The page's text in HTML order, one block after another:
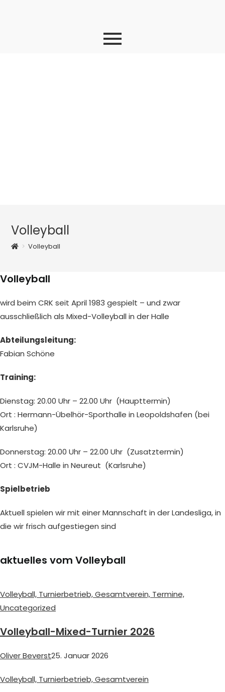
Volleyball
> Volleyball
Volleyball
wird beim CRK seit April 1983 gespielt – und zwar
ausschließlich als Mixed-Volleyball in der Halle
Abteilungsleitung:
Fabian Schöne
Training:
Dienstag: 20.00 Uhr – 22.00 Uhr (Haupttermin)
Ort : Hermann-Übelhör-Sporthalle in Leopoldshafen (bei
Karlsruhe)
Donnerstag: 20.00 Uhr – 22.00 Uhr (Zusatztermin)
Ort : CVJM-Halle in Neureut (Karlsruhe)
Spielbetrieb
Aktuell spielen wir mit einer Mannschaft in der Landesliga, in
die wir frisch aufgestiegen sind
aktuelles vom Volleyball
Volleyball, Turnierbetrieb,Gesamtverein, Termine,
Uncategorized
Volleyball-Mixed-Turnier 2026
Oliver Beverst25. Januar 2026
Volleyball, Turnierbetrieb,Gesamtverein